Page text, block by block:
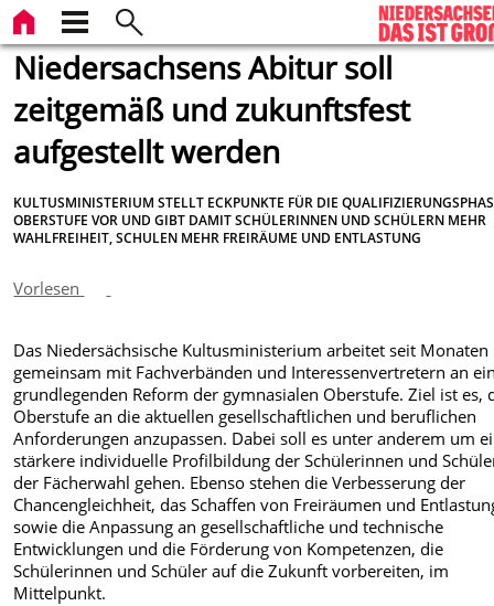
Niedersachsens Abitur soll
zeitgemäß und zukunftsfest
aufgestellt werden
KULTUSMINISTERIUM STELLT ECKPUNKTE FÜR DIE
OBERSTUFE VOR UND GIBT DAMIT SCHÜLERINNEN UND SCHÜLERN MEHR
WAHLFREIHEIT, SCHULEN MEHR FREIRÄUME UND ENTLASTUNG
Vorlesen
Das Niedersächsische Kultusministerium arbeitet seit Monaten
gemeinsam mit Fachverbänden und Interessenvertretern an
grundlegenden Reform der gymnasialen Oberstufe. Ziel ist es,
Oberstufe an die aktuellen gesellschaftlichen und beruflichen
Anforderungen anzupassen. Dabei soll es unter anderem um
stärkere individuelle Profilbildung der Schülerinnen und
der Fächerwahl gehen. Ebenso stehen die Verbesserung der
Chancengleichheit, das Schaffen von Freiräumen und
sowie die Anpassung an gesellschaftliche und technische
Entwicklungen und die Förderung von Kompetenzen, die
Schülerinnen und Schüler auf die Zukunft vorbereiten, im
Mittelpunkt.